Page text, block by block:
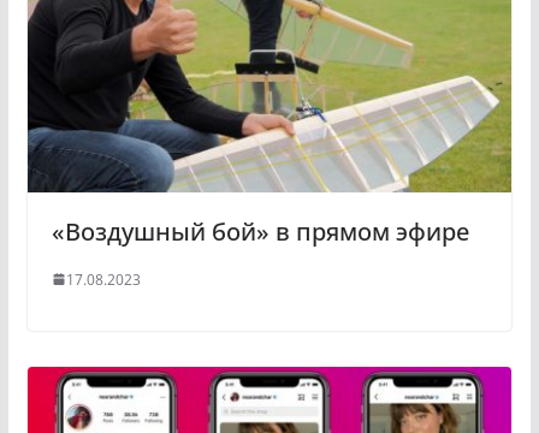
«Воздушный бой» в прямом эфире
17.08.2023